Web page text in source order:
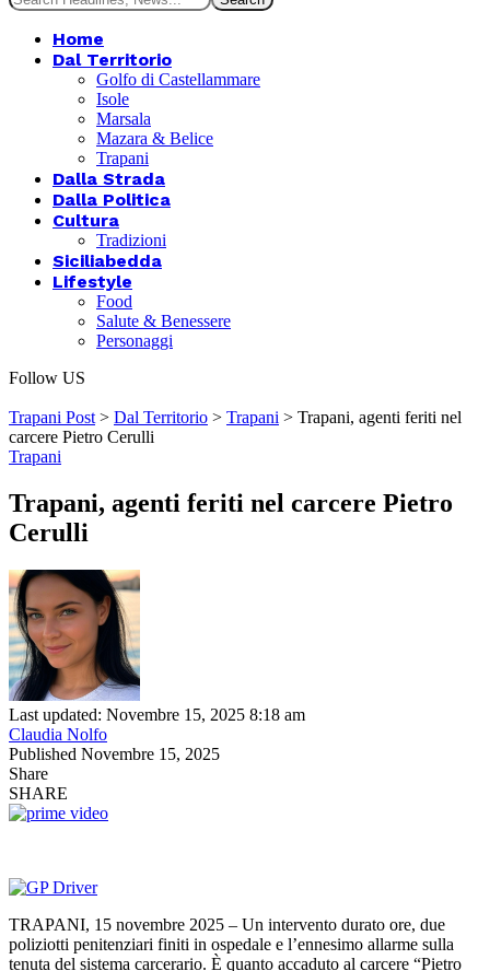
Home
Dal Territorio
Golfo di Castellammare
Isole
Marsala
Mazara & Belice
Trapani
Dalla Strada
Dalla Politica
Cultura
Tradizioni
Siciliabedda
Lifestyle
Food
Salute & Benessere
Personaggi
Follow US
Trapani Post > Dal Territorio > Trapani > Trapani, agenti feriti nel
carcere Pietro Cerulli
Trapani
Trapani, agenti feriti nel carcere Pietro
Cerulli
Last updated: Novembre 15, 2025 8:18 am
Claudia Nolfo
Published Novembre 15, 2025
Share
SHARE
TRAPANI, 15 novembre 2025 – Un intervento durato ore, due
poliziotti penitenziari finiti in ospedale e l’ennesimo allarme sulla
tenuta del sistema carcerario. È quanto accaduto al carcere “Pietro